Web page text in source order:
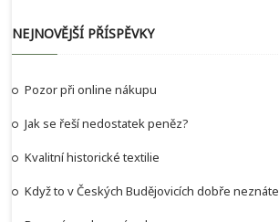
NEJNOVĚJŠÍ PŘÍSPĚVKY
Pozor při online nákupu
Jak se řeší nedostatek peněz?
Kvalitní historické textilie
Když to v Českých Budějovicích dobře neznáte